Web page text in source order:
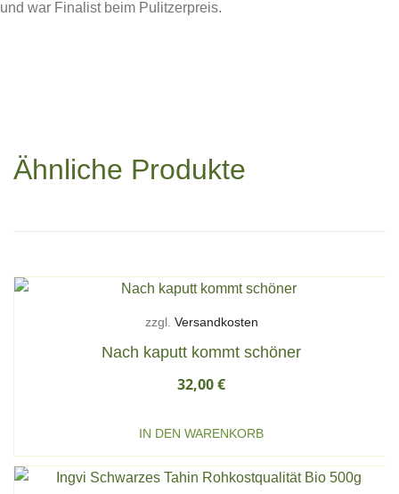
und war Finalist beim Pulitzerpreis.
Ähnliche Produkte
zzgl. Versandkosten
Nach kaputt kommt schöner
32,00€
IN DEN WARENKORB